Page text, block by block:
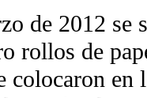
de 2012 se
rollos de
colocaron en